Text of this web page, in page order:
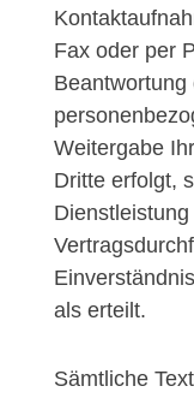
Fax oder per
Beantwortung
Weitergabe
Dritte erfolgt,
als erteilt.
Sämtliche